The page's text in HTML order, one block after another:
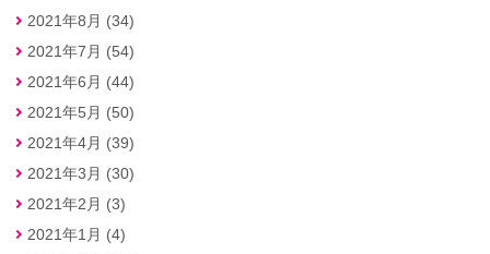
2021年8月 (34)
2021年7月 (54)
2021年6月 (44)
2021年5月 (50)
2021年4月 (39)
2021年3月 (30)
2021年2月 (3)
2021年1月 (4)